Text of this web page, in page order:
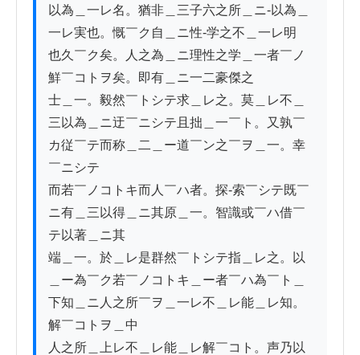
以為＿一レ名。猶非＿三子六之所＿ニ-以為＿
一レ実也。慨￣ク自＿ニ性-学之不＿一レ明
也久￣ク矣。人之為＿ニ理性之学＿一者￣ノ
鮮￣コトヲ矣。即有＿ニ一二豪傑之
士＿一。毅然￣トシテ求＿レ之。莫＿レ不＿
三以為＿ニ迂￣ニシテ且拙＿一￣ト。又孰￣
カ従￣テ而称＿二＿ー道￣ン之￣ヲ＿一。幸
￣ニシテ
而若￣ノコトキ而人￣ハ者。探-索￣シテ既￣
ニ有＿三以得＿ニ其原＿一。智識或￣ハ借￣
テ以著＿ニ其
端＿一。於＿レ是群然￣トシテ指＿レ之。以
＿ー為￣ク若￣ノコトキ＿ー者￣ハ為￣ト＿
下知＿ニ人之所￣ヲ＿一レ不＿レ能＿レ知。
解￣コトヲ＿中
人之所＿上レ不＿レ能＿レ解￣コト。声乃以